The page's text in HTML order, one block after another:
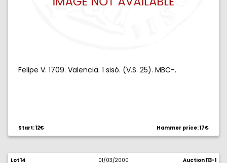
Felipe V. 1709. Valencia. 1 sisó. (V.S. 25). MBC-.
Start: 12€ Hammer price: 17€
Lot 14 01/03/2000 Auction 113-1